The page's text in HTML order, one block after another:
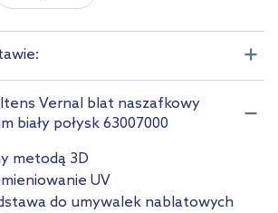
Vernal blat naszafkowy
biały połysk 63007000
metodą 3D
UV
do umywalek nablatowych